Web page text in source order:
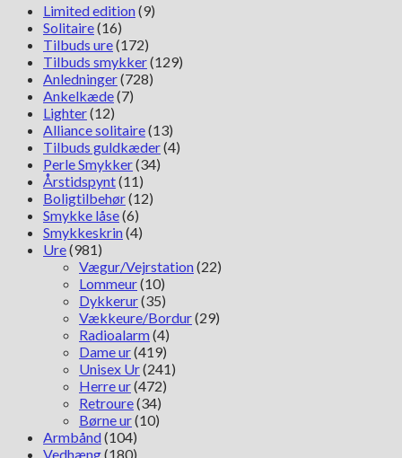
Limited edition(9)
Solitaire(16)
Tilbuds ure(172)
Tilbuds smykker(129)
Anledninger(728)
Ankelkæde(7)
Lighter(12)
Alliance solitaire(13)
Tilbuds guldkæder(4)
Perle Smykker(34)
Årstidspynt(11)
Boligtilbehør(12)
Smykke låse(6)
Smykkeskrin(4)
Ure(981)
Vægur/Vejrstation(22)
Lommeur(10)
Dykkerur(35)
Vækkeure/Bordur(29)
Radioalarm(4)
Dame ur(419)
Unisex Ur(241)
Herre ur(472)
Retroure(34)
Børne ur(10)
Armbånd(104)
Vedhæng(180)